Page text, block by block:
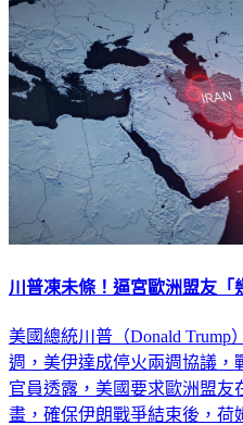
川普凍未條！逼宮歐洲盟友「
美國總統川普（Donald
週，美伊達成停火兩週協議，
官員透露，美國要求歐洲盟
畫，確保伊朗戰爭結束後，荷